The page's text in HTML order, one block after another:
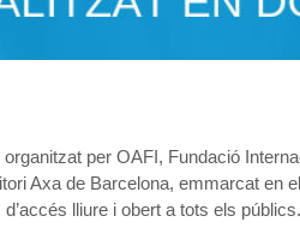
per OAFI, Fundació
Axa de Barcelona, emmarcat en
lliure i obert a tots els públics.